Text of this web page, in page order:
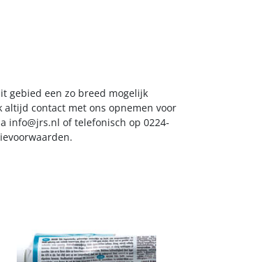
gebied een zo breed mogelijk
contact met ons opnemen voor
info@jrs.nl of telefonisch op 0224-